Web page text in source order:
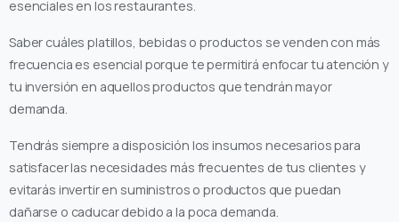
esenciales en los restaurantes.
Saber cuáles platillos, bebidas o productos se venden con más
frecuencia es esencial porque te permitirá enfocar tu atención y
tu inversión en aquellos productos que tendrán mayor
demanda.
Tendrás siempre a disposición los insumos necesarios para
satisfacer las necesidades más frecuentes de tus clientes y
evitarás invertir en suministros o productos que puedan
dañarse o caducar debido a la poca demanda.